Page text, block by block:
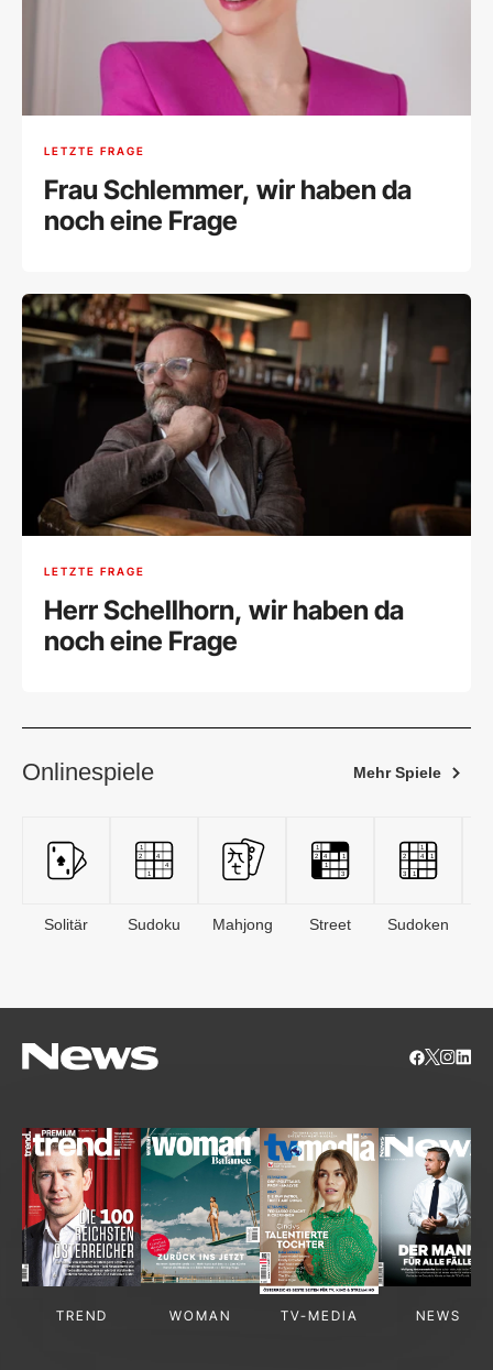
LETZTE FRAGE
Frau Schlemmer, wir haben da
noch eine Frage
LETZTE FRAGE
Herr Schellhorn, wir haben da
noch eine Frage
Onlinespiele Mehr Spiele
Solitär Sudoku Mahjong Street Sudoken
TREND WOMAN TV-MEDIA NEWS